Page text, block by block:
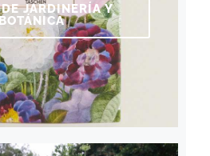
JARDINERÍA Y